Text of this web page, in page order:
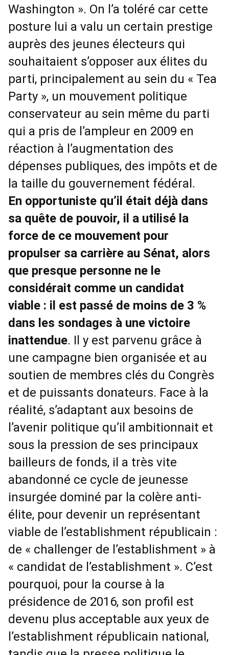
Washington ». On l’a toléré car cette
posture lui a valu un certain prestige
auprès des jeunes électeurs qui
souhaitaient s’opposer aux élites du
parti, principalement au sein du « Tea
Party », un mouvement politique
conservateur au sein même du parti
qui a pris de l’ampleur en 2009 en
réaction à l’augmentation des
dépenses publiques, des impôts et de
la taille du gouvernement fédéral.
En opportuniste qu’il était déjà dans
sa quête de pouvoir, il a utilisé la
force de ce mouvement pour
propulser sa carrière au Sénat, alors
que presque personne ne le
considérait comme un candidat
viable : il est passé de moins de 3 %
dans les sondages à une victoire
inattendue. Il y est parvenu grâce à
une campagne bien organisée et au
soutien de membres clés du Congrès
et de puissants donateurs. Face à la
réalité, s’adaptant aux besoins de
l’avenir politique qu’il ambitionnait et
sous la pression de ses principaux
bailleurs de fonds, il a très vite
abandonné ce cycle de jeunesse
insurgée dominé par la colère anti-
élite, pour devenir un représentant
viable de l’establishment républicain :
de « challenger de l’establishment » à
« candidat de l’establishment ». C’est
pourquoi, pour la course à la
présidence de 2016, son profil est
devenu plus acceptable aux yeux de
l’establishment républicain national,